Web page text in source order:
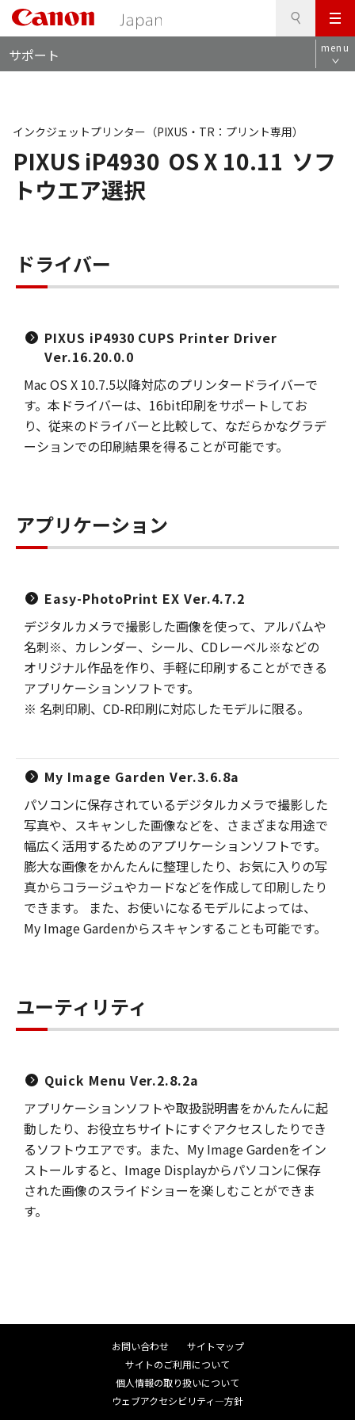
メ
ニ
ュ
サポート menu
PIXUS iP4930 OS X 10.11 ソフ
トウエア選択
インクジェットプリンター（PIXUS・TR：プリント専用）
ドライバー
PIXUS iP4930 CUPS Printer Driver
Ver.16.20.0.0
Mac OS X 10.7.5以降対応のプリンタードライバーで
す。本ドライバーは、16bit印刷をサポートしてお
り、従来のドライバーと比較して、なだらかなグラデ
ーションでの印刷結果を得ることが可能です。
アプリケーション
Easy-PhotoPrint EX Ver.4.7.2
デジタルカメラで撮影した画像を使って、アルバムや
名刺※、カレンダー、シール、CDレーベル※などの
オリジナル作品を作り、手軽に印刷することができる
アプリケーションソフトです。
※ 名刺印刷、CD-R印刷に対応したモデルに限る。
My Image Garden Ver.3.6.8a
パソコンに保存されているデジタルカメラで撮影した
写真や、スキャンした画像などを、さまざまな用途で
幅広く活用するためのアプリケーションソフトです。
膨大な画像をかんたんに整理したり、お気に入りの写
真からコラージュやカードなどを作成して印刷したり
できます。 また、お使いになるモデルによっては、
My Image Gardenからスキャンすることも可能です。
ユーティリティ
Quick Menu Ver.2.8.2a
アプリケーションソフトや取扱説明書をかんたんに起
動したり、お役立ちサイトにすぐアクセスしたりでき
るソフトウエアです。また、My Image Gardenをイン
ストールすると、Image Displayからパソコンに保存
された画像のスライドショーを楽しむことができま
す。
お問い合わせ
サイトマップ
サイトのご利用について
個人情報の取り扱いについて
ウェブアクセシビリティ―方針